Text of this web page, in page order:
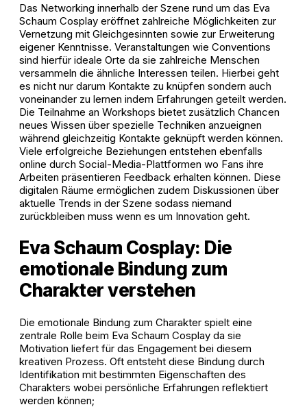
Das Networking innerhalb der Szene rund um das Eva
Schaum Cosplay eröffnet zahlreiche Möglichkeiten zur
Vernetzung mit Gleichgesinnten sowie zur Erweiterung
eigener Kenntnisse. Veranstaltungen wie Conventions
sind hierfür ideale Orte da sie zahlreiche Menschen
versammeln die ähnliche Interessen teilen. Hierbei geht
es nicht nur darum Kontakte zu knüpfen sondern auch
voneinander zu lernen indem Erfahrungen geteilt werden.
Die Teilnahme an Workshops bietet zusätzlich Chancen
neues Wissen über spezielle Techniken anzueignen
während gleichzeitig Kontakte geknüpft werden können.
Viele erfolgreiche Beziehungen entstehen ebenfalls
online durch Social-Media-Plattformen wo Fans ihre
Arbeiten präsentieren Feedback erhalten können. Diese
digitalen Räume ermöglichen zudem Diskussionen über
aktuelle Trends in der Szene sodass niemand
zurückbleiben muss wenn es um Innovation geht.
Eva Schaum Cosplay: Die
emotionale Bindung zum
Charakter verstehen
Die emotionale Bindung zum Charakter spielt eine
zentrale Rolle beim Eva Schaum Cosplay da sie
Motivation liefert für das Engagement bei diesem
kreativen Prozess. Oft entsteht diese Bindung durch
Identifikation mit bestimmten Eigenschaften des
Charakters wobei persönliche Erfahrungen reflektiert
werden können;